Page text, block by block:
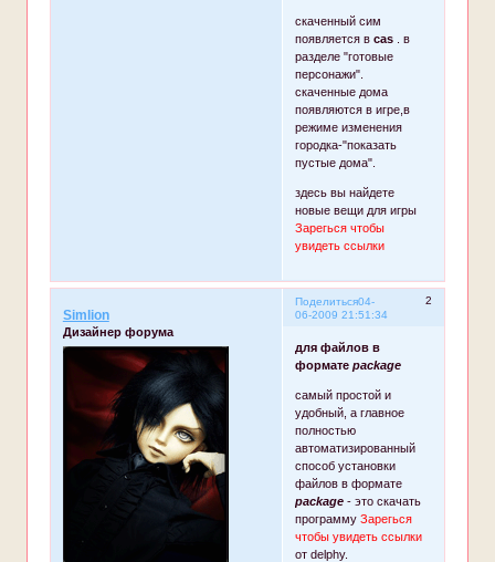
скаченный сим
появляется в cas
. в
разделе "готовые
персонажи".
скаченные дома
появляются в игре,в
режиме изменения
городка-"показать
пустые дома".
здесь вы найдете
новые вещи для игры
Зарегься чтобы
увидеть ссылки
Поделиться 2
04-
06-2009 21:51:34
Simlion
Дизайнер форума
для файлов в
формате package
самый простой и
удобный, а главное
полностью
автоматизированный
способ установки
файлов в формате
package- это скачать
программу Зарегься
чтобы увидеть ссылки
от delphy.